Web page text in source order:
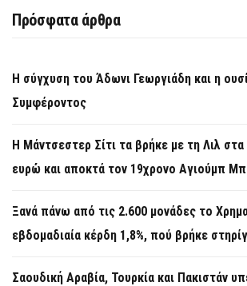
Πρόσφατα άρθρα
Η σύγχυση του Άδωνι Γεωργιάδη και η
Συμφέροντος
Η Μάντσεστερ Σίτι τα βρήκε με τη Λιλ
ευρώ και αποκτά τον 19χρονο Αγιούμπ
Ξανά πάνω από τις 2.600 μονάδες το
εβδομαδιαία κέρδη 1,8%, πού βρήκε
Σαουδική Αραβία, Τουρκία και Πακιστάν